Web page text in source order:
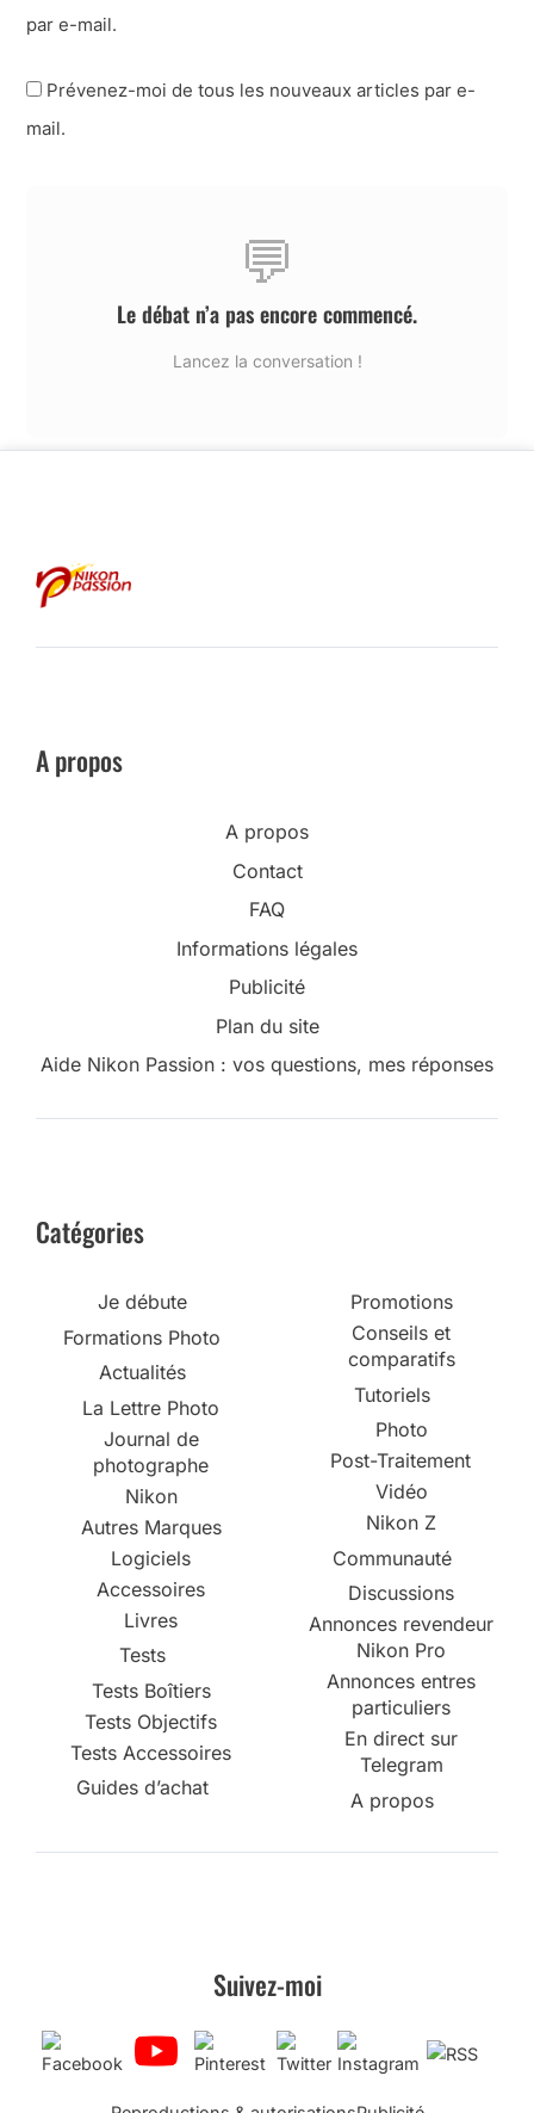
par e-mail.
Prévenez-moi de tous les nouveaux articles par e-
mail.
💬
Le débat n’a pas encore commencé.
Lancez la conversation !
A propos
A propos
Contact
FAQ
Informations légales
Publicité
Plan du site
Aide Nikon Passion : vos questions, mes réponses
Catégories
Je débute
Formations Photo
Actualités
La Lettre Photo
Journal de
photographe
Nikon
Autres Marques
Logiciels
Accessoires
Livres
Tests
Tests Boîtiers
Tests Objectifs
Tests Accessoires
Guides d’achat
Promotions
Conseils et
comparatifs
Tutoriels
Photo
Post-Traitement
Vidéo
Nikon Z
Communauté
Discussions
Annonces revendeur
Nikon Pro
Annonces entres
particuliers
En direct sur
Telegram
A propos
Suivez-moi